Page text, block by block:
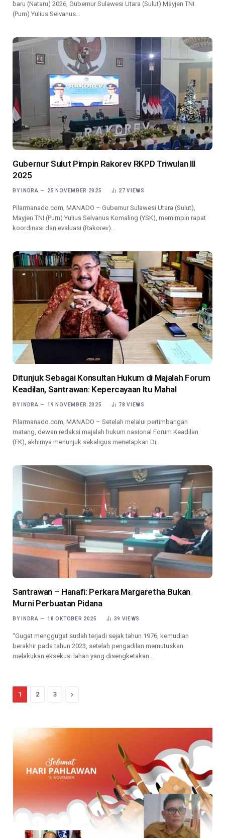
baru (Nataru) 2026, Gubernur Sulawesi Utara (Sulut) Mayjen TNI
(Purn) Yulius Selvanus…
Gubernur Sulut Pimpin Rakorev RKPD Triwulan III
2025
BY INDRA 25 NOVEMBER 2025 27VIEWS
Pilarmanado.com, MANADO – Gubernur Sulawesi Utara (Sulut),
Mayjen TNI (Purn) Yulius Selvanus Komaling (YSK), memimpin rapat
koordinasi dan evaluasi (Rakorev)…
Ditunjuk Sebagai Konsultan Hukum di Majalah Forum
Keadilan, Santrawan: Kepercayaan Itu Mahal
BY INDRA 19 NOVEMBER 2025 78VIEWS
Pilarmanado.com, MANADO – Setelah melalui pertimbangan
matang, dewan redaksi majalah hukum nasional Forum Keadilan
(FK), akhirnya menunjuk sekaligus menetapkan Dr…
Santrawan – Hanafi: Perkara Margaretha Bukan
Murni Perbuatan Pidana
BY INDRA 18 OKTOBER 2025 39 VIEWS
“Gugat menggugat sudah terjadi sejak tahun 1976, kemudian
berakhir pada tahun 2023, setelah pengadilan memutuskan
melakukan eksekusi lahan yang disengketakan.…
1 2 3 Next